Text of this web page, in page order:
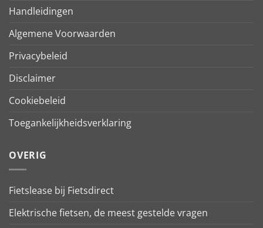
Handleidingen
Algemene Voorwaarden
Privacybeleid
Disclaimer
Cookiebeleid
Toegankelijkheidsverklaring
OVERIG
Fietslease bij Fietsdirect
Elektrische fietsen, de meest gestelde vragen